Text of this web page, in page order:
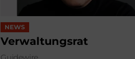
NEWS
Verwaltungsrat